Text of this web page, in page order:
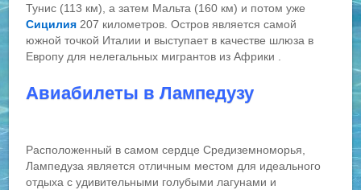
Тунис (113 км), а затем Мальта (160 км) и потом уже
Сицилия 207 километров. Остров является самой
южной точкой Италии и выступает в качестве шлюза в
Европу для нелегальных мигрантов из Африки .
Авиабилеты в Лампедузу
Расположенный в самом сердце Средиземноморья,
Лампедуза является отличным местом для идеального
отдыха с удивительными голубыми лагунами и